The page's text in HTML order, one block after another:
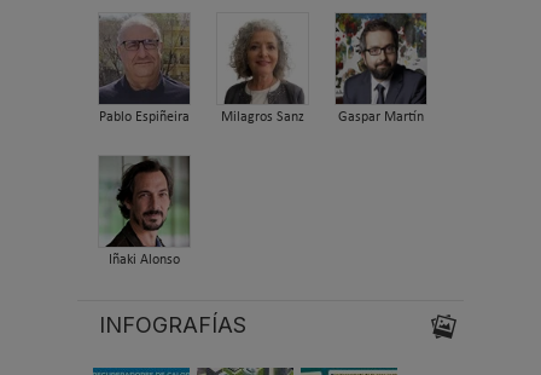
Pablo Espiñeira Milagros Sanz Gaspar Martín
Iñaki Alonso
INFOGRAFÍAS